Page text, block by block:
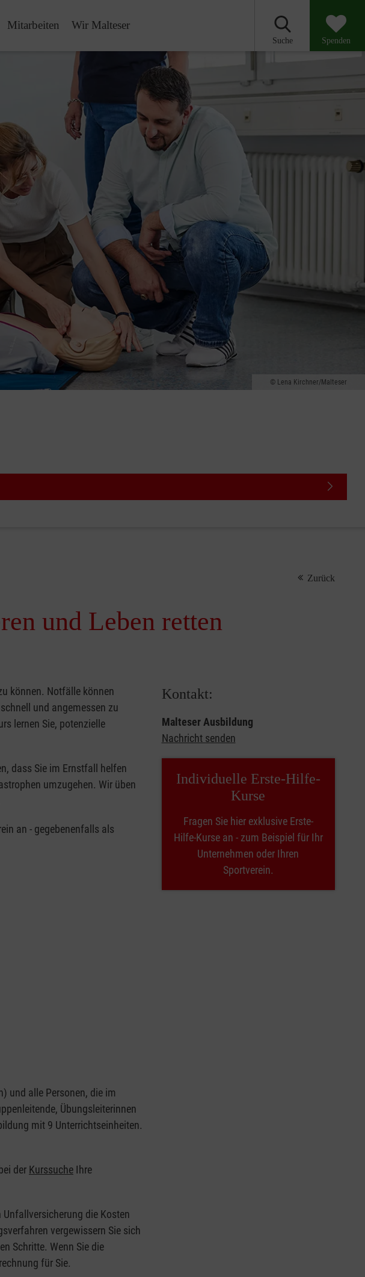
Mitarbeiten Wir Malteser
Suche Spenden
Lena Kirchner/Malteser
Zurück
und Leben retten
können. Notfälle können
und angemessen zu
lernen Sie, potenzielle
dass Sie im Ernstfall helfen
umzugehen. Wir üben
an - gegebenenfalls als
und alle Personen, die im
Übungsleiterinnen
mit 9 Unterrichtseinheiten.
der Kurssuche Ihre
die Kosten
vergewissern Sie sich
Schritte. Wenn Sie die
für Sie.
Kontakt:
Malteser Ausbildung
Nachricht senden
Individuelle Erste-Hilfe-
Kurse
Fragen Sie hier exklusive Erste-
Hilfe-Kurse an - zum Beispiel für Ihr
Unternehmen oder Ihren
Sportverein.